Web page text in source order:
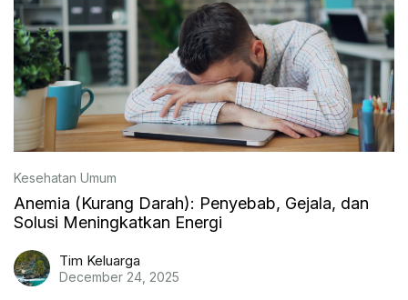
Kesehatan Umum
Anemia (Kurang Darah): Penyebab, Gejala, dan
Solusi Meningkatkan Energi
Tim Keluarga
December 24, 2025